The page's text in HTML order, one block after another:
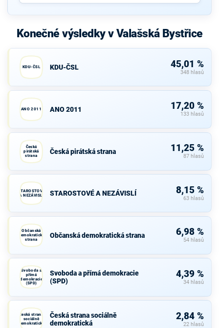
Konečné výsledky v Valašská Bystřice
KDU-ČSL KDU-ČSL 45,01 %
348 hlasů
ANO 2011 ANO 2011 17,20 %
133 hlasů
Česká
pirátská
strana
Česká pirátská strana 11,25 %
87 hlasů
STAROSTOVÉ
A NEZÁVISLÍ
STAROSTOVÉ A NEZÁVISLÍ 8,15 %
63 hlasů
Občanská
demokratická
strana
Občanská demokratická strana 6,98 %
54 hlasů
Svoboda a
přímá
demokracie
(SPD)
Svoboda a přímá demokracie
(SPD)
4,39 %
34 hlasů
Česká strana
sociálně
demokratická
Česká strana sociálně
demokratická
2,84 %
22 hlasů